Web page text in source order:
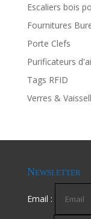
Escaliers bois
Fournitures
Porte Clefs
Purificateurs
Tags RFID
Verres &
Newsletter
Email :